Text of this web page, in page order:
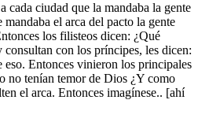
cada ciudad que la mandaba la gente
mandaba el arca del pacto la gente
los filisteos dicen: ¿Qué
consultan con los príncipes, les dicen:
eso. Entonces vinieron los principales
no tenían temor de Dios ¿Y como
el arca. Entonces imagínese.. [ahí